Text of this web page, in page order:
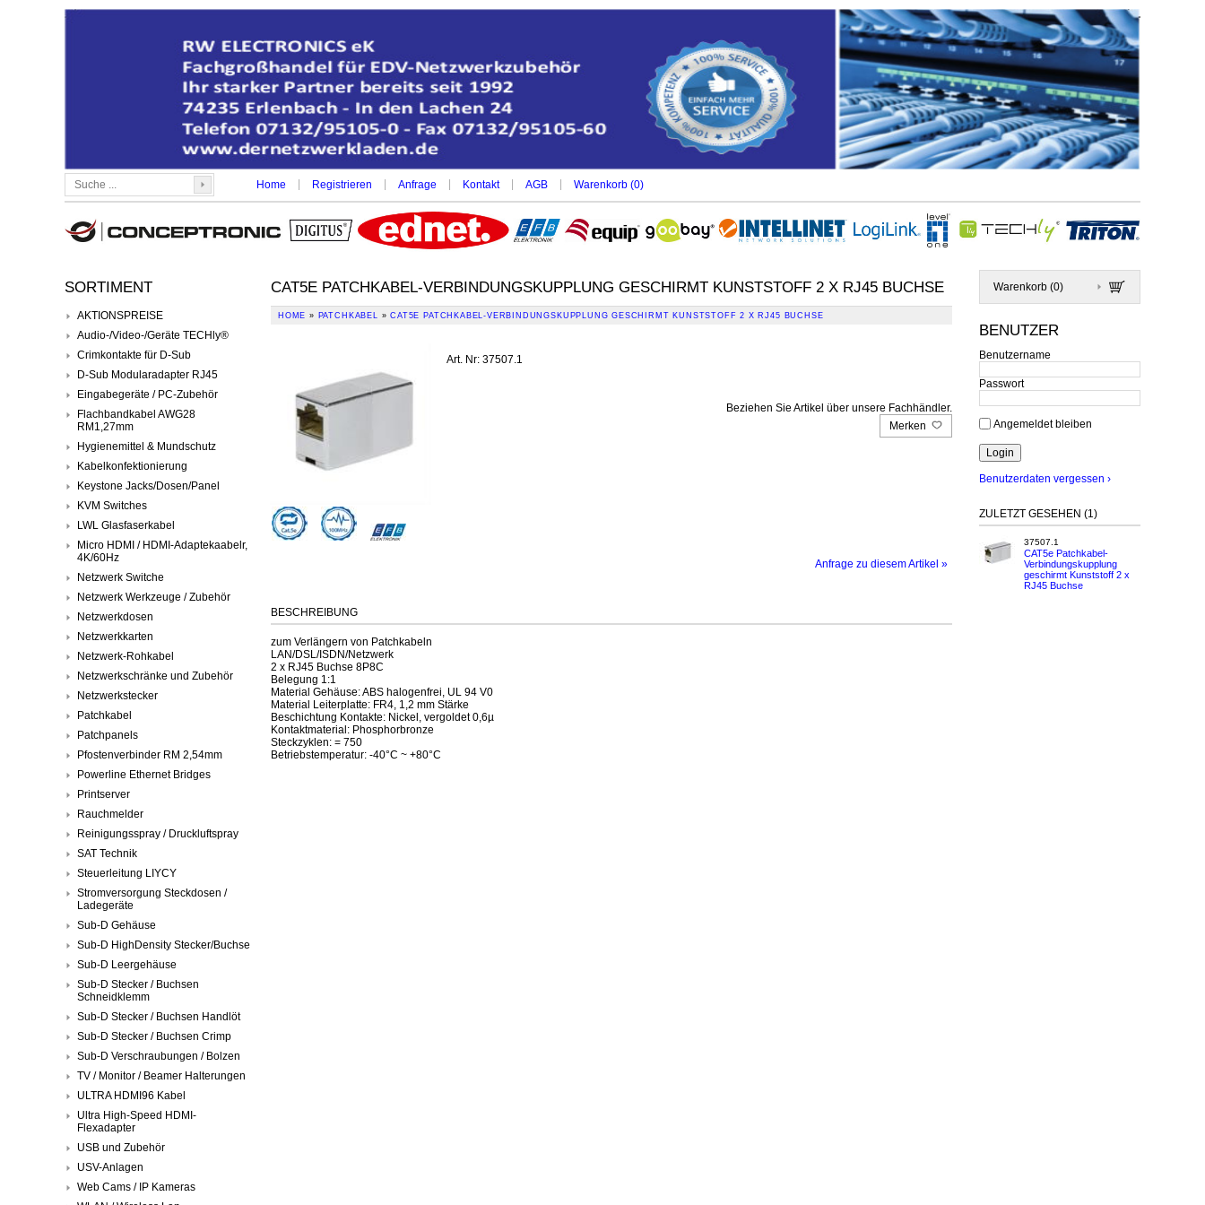
Home Registrieren Anfrage Kontakt AGB Warenkorb (0)
Warenkorb (0)
BENUTZER
Benutzername
Passwort
Angemeldet bleiben
Benutzerdaten vergessen ›
ZULETZT GESEHEN (1)
37507.1
CAT5e Patchkabel-
Verbindungskupplung
geschirmt Kunststoff 2 x
RJ45 Buchse
SORTIMENT
AKTIONSPREISE
Audio-/Video-/Geräte TECHly®
Crimkontakte für D-Sub
D-Sub Modularadapter RJ45
Eingabegeräte / PC-Zubehör
Flachbandkabel AWG28
RM1,27mm
Hygienemittel & Mundschutz
Kabelkonfektionierung
Keystone Jacks/Dosen/Panel
KVM Switches
LWL Glasfaserkabel
Micro HDMI / HDMI-Adaptekaabelr,
4K/60Hz
Netzwerk Switche
Netzwerk Werkzeuge / Zubehör
Netzwerkdosen
Netzwerkkarten
Netzwerk-Rohkabel
Netzwerkschränke und Zubehör
Netzwerkstecker
Patchkabel
Patchpanels
Pfostenverbinder RM 2,54mm
Powerline Ethernet Bridges
Printserver
Rauchmelder
Reinigungsspray / Druckluftspray
SAT Technik
Steuerleitung LIYCY
Stromversorgung Steckdosen /
Ladegeräte
Sub-D Gehäuse
Sub-D HighDensity Stecker/Buchse
Sub-D Leergehäuse
Sub-D Stecker / Buchsen
Schneidklemm
Sub-D Stecker / Buchsen Handlöt
Sub-D Stecker / Buchsen Crimp
Sub-D Verschraubungen / Bolzen
TV / Monitor / Beamer Halterungen
ULTRA HDMI96 Kabel
Ultra High-Speed HDMI-
Flexadapter
USB und Zubehör
USV-Anlagen
Web Cams / IP Kameras
CAT5E PATCHKABEL-VERBINDUNGSKUPPLUNG GESCHIRMT KUNSTSTOFF 2 X RJ45 BUCHSE
HOME » PATCHKABEL »CAT5E PATCHKABEL-VERBINDUNGSKUPPLUNG GESCHIRMT KUNSTSTOFF 2 X RJ45 BUCHSE
Art. Nr: 37507.1
Beziehen Sie Artikel über unsere Fachhändler.
Merken
Anfrage zu diesem Artikel »
BESCHREIBUNG
zum Verlängern von Patchkabeln
LAN/DSL/ISDN/Netzwerk
2 x RJ45 Buchse 8P8C
Belegung 1:1
Material Gehäuse: ABS halogenfrei, UL 94 V0
Material Leiterplatte: FR4, 1,2 mm Stärke
Beschichtung Kontakte: Nickel, vergoldet 0,6µ
Kontaktmaterial: Phosphorbronze
Steckzyklen: = 750
Betriebstemperatur: -40°C ~ +80°C